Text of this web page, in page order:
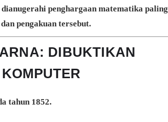
penghargaan matematika paling
pengakuan tersebut.
DIBUKTIKAN
tahun 1852.